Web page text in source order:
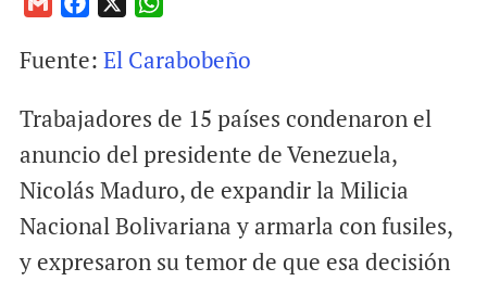
a
l
c
b
k
a
s
p
Fuente: El Carabobeño
Trabajadores de 15 países condenaron el
anuncio del presidente de Venezuela,
Nicolás Maduro, de expandir la Milicia
Nacional Bolivariana y armarla con fusiles,
y expresaron su temor de que esa decisión